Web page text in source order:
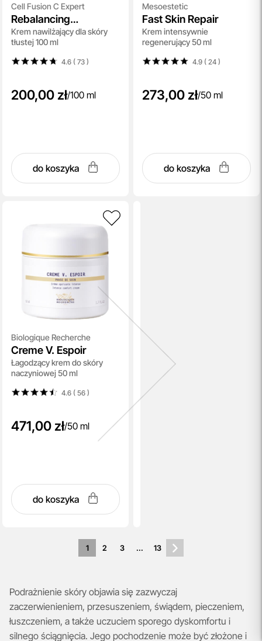
Cell Fusion C Expert
Rebalancing
Moisturizer
Krem nawilżający dla skóry
tłustej 100 ml
4.6 ( 73)
200,00 zł/100 ml
do koszyka
Mesoestetic
Fast Skin Repair
Krem intensywnie
regenerujący 50 ml
4.9 ( 24)
273,00 zł/50 ml
do koszyka
Biologique Recherche
Creme V. Espoir
Łagodzący krem do skóry
naczyniowej 50 ml
4.6 ( 56)
471,00 zł/50 ml
do koszyka
1 2 3 ... 13
Podrażnienie skóry objawia się zazwyczaj
zaczerwienieniem, przesuszeniem, świądem, pieczeniem,
łuszczeniem, a także uczuciem sporego dyskomfortu i
silnego ściągnięcia. Jego pochodzenie może być złożone i